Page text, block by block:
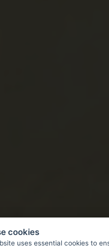
cookies
uses essential cookies to